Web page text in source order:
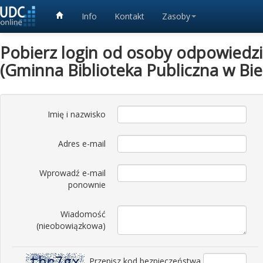
Info Kontakt Zasoby
Pobierz login od osoby
(Gminna Biblioteka Publiczna w
Imię i nazwisko
Adres e-mail
Wprowadź e-mail
ponownie
Wiadomość
(nieobowiązkowa)